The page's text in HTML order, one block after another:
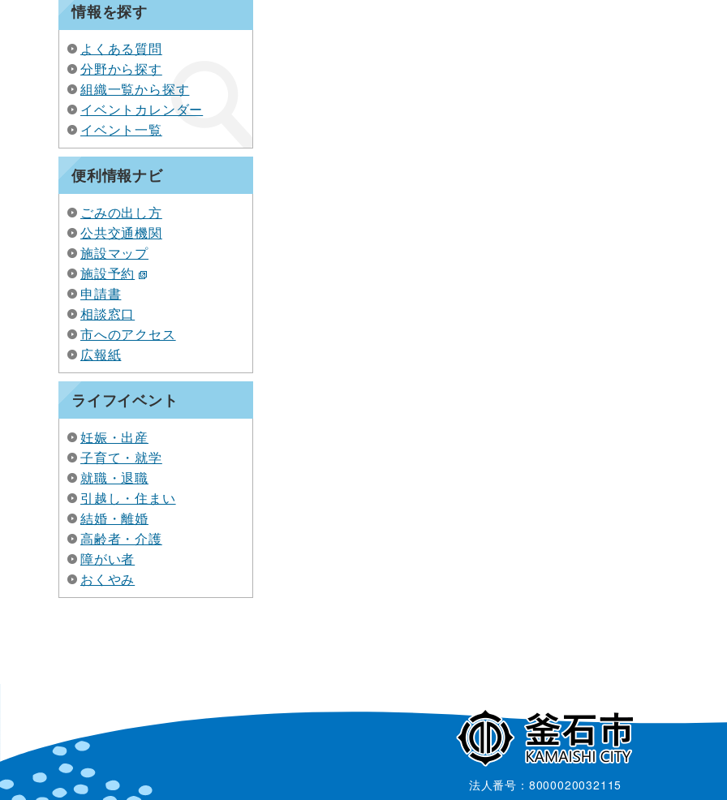
情報を探す
よくある質問
分野から探す
組織一覧から探す
イベントカレンダー
イベント一覧
便利情報ナビ
ごみの出し方
公共交通機関
施設マップ
施設予約
申請書
相談窓口
市へのアクセス
広報紙
ライフイベント
妊娠・出産
子育て・就学
就職・退職
引越し・住まい
結婚・離婚
高齢者・介護
障がい者
おくやみ
法人番号：8000020032115